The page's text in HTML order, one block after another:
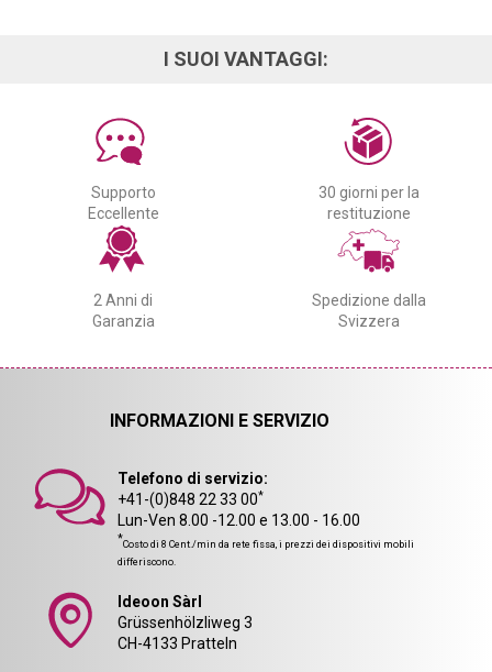
I SUOI VANTAGGI:
Supporto
Eccellente
30 giorni per la
restituzione
2 Anni di
Garanzia
Spedizione dalla
Svizzera
INFORMAZIONI E SERVIZIO
Telefono di servizio:
+41-(0)848 22 33 00*
Lun-Ven 8.00 -12.00 e 13.00 - 16.00
*Costo di 8 Cent./min da rete fissa, i prezzi dei dispositivi mobili
differiscono.
Ideoon Sàrl
Grüssenhölzliweg 3
CH-4133 Pratteln